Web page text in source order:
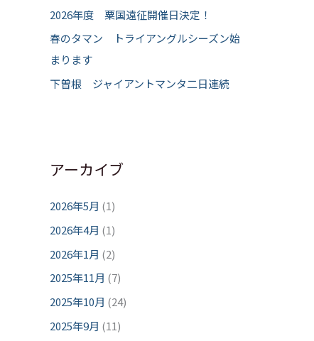
2026年度 粟国遠征開催日決定！
春のタマン トライアングルシーズン始
まります
下曽根 ジャイアントマンタ二日連続
アーカイブ
2026年5月 (1)
2026年4月 (1)
2026年1月 (2)
2025年11月 (7)
2025年10月 (24)
2025年9月 (11)